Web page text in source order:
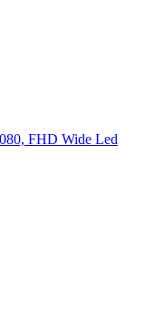
FHD Wide Led